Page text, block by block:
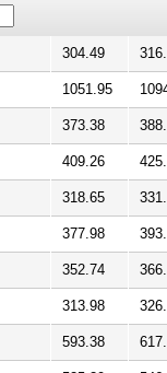
304.49
1051.95
373.38
409.26
318.65
377.98
352.74
313.98
593.38